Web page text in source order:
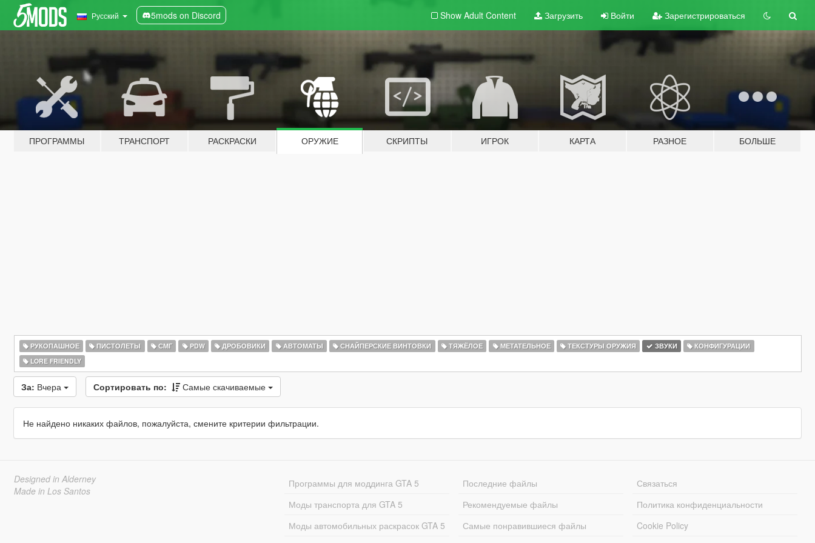
Русский 5mods on Discord Show Adult Content Загрузить Войти Зарегистрироваться
ПРОГРАММЫ ТРАНСПОРТ РАСКРАСКИ ОРУЖИЕ СКРИПТЫ ИГРОК КАРТА РАЗНОЕ БОЛЬШЕ
РУКОПАШНОЕ ПИСТОЛЕТЫ СМГ PDW ДРОБОВИКИ АВТОМАТЫ СНАЙПЕРСКИЕ ВИНТОВКИ ТЯЖЁЛОЕ МЕТАТЕЛЬНОЕ ТЕКСТУРЫ ОРУЖИЯ ЗВУКИ
КОНФИГУРАЦИИ
LORE FRIENDLY
За: Вчера Сортировать по: Самые скачиваемые
Не найдено никаких файлов, пожалуйста, смените критерии фильтрации.
Designed in Alderney
Made in Los Santos
Программы для моддинга GTA 5
Моды транспорта для GTA 5
Моды автомобильных раскрасок GTA 5
Последние файлы
Рекомендуемые файлы
Самые понравившиеся файлы
Связаться
Политика конфиденциальности
Cookie Policy